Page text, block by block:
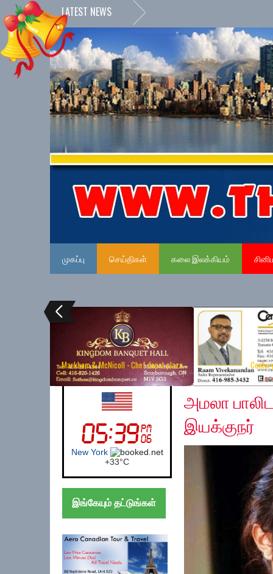
LATEST NEWS
முகப்பு செய்திகள் கலை இலக்கியம்
Markham & McNicoll - Chef depot plaza
UK (London)
London
+24°C
இங்கேயும் தட்டுங்கள்
Tuesday, June 25,
அமலா
இயக்குநர்